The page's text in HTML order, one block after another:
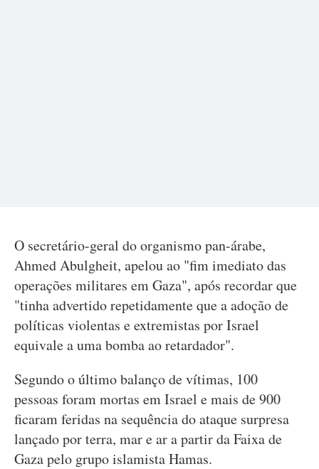
O secretário-geral do organismo pan-árabe,
Ahmed Abulgheit, apelou ao "fim imediato das
operações militares em Gaza", após recordar que
"tinha advertido repetidamente que a adoção de
políticas violentas e extremistas por Israel
equivale a uma bomba ao retardador".
Segundo o último balanço de vítimas, 100
pessoas foram mortas em Israel e mais de 900
ficaram feridas na sequência do ataque surpresa
lançado por terra, mar e ar a partir da Faixa de
Gaza pelo grupo islamista Hamas.